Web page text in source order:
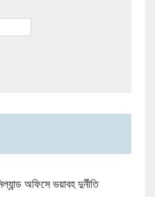
অফিসে ভয়াবহ দুর্নীতি